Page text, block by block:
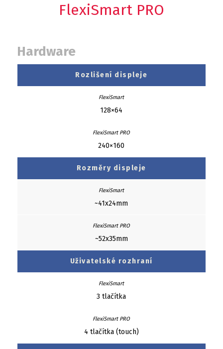
FlexiSmart PRO
Hardware
Rozlišení displeje
128×64
240×160
Rozměry displeje
~41x24mm
~52x35mm
Uživatelské rozhraní
3 tlačítka
4 tlačítka (touch)